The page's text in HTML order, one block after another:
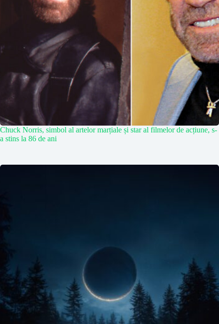
Chuck Norris, simbol al artelor marțiale și star al filmelor de acțiune, s-
a stins la 86 de ani